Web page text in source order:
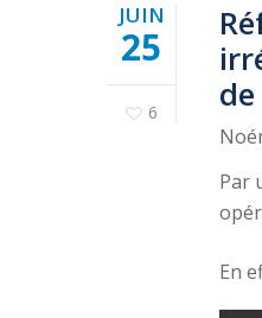
JUIN
25
6
Par
En